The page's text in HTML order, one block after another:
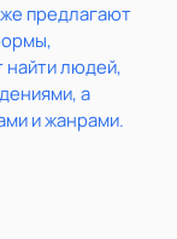
предлагают
найти людей,
а
и жанрами.